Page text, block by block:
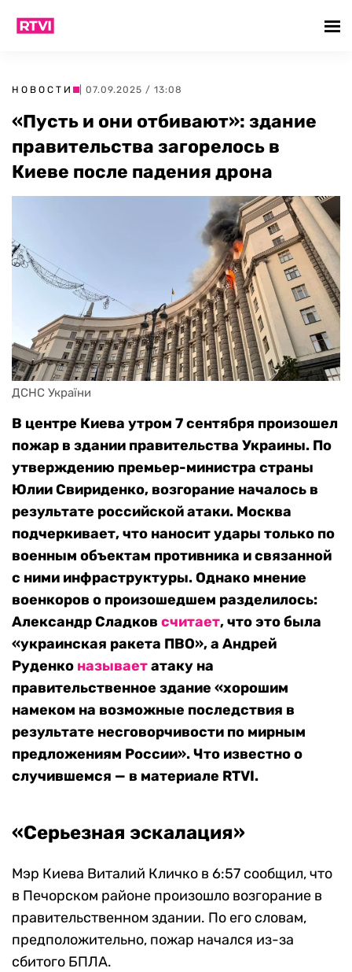
НОВОСТИ | 07.09.2025 / 13:08
«Пусть и они отбивают»: здание
правительства загорелось в
Киеве после падения дрона
ДСНС України
В центре Киева утром 7 сентября произошел
пожар в здании правительства Украины. По
утверждению премьер-министра страны
Юлии Свириденко, возгорание началось в
результате российской атаки. Москва
подчеркивает, что наносит удары только по
военным объектам противника и связанной
с ними инфраструктуры. Однако мнение
военкоров о произошедшем разделилось:
Александр Сладков считает, что это была
«украинская ракета ПВО», а Андрей
Руденко называетатаку на
правительственное здание «хорошим
намеком на возможные последствия в
результате несговорчивости по мирным
предложениям России». Что известно о
случившемся — в материале RTVI.
«Серьезная эскалация»
Мэр Киева Виталий Кличко в 6:57 сообщил, что
в Печорском районе произошло возгорание в
правительственном здании. По его словам,
предположительно, пожар начался из-за
сбитого БПЛА.